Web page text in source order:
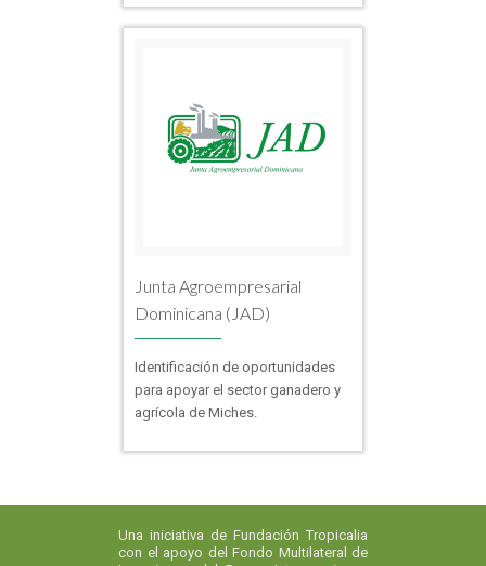
Junta Agroempresarial
Dominicana (JAD)
Identificación de oportunidades
para apoyar el sector ganadero y
agrícola de Miches.
Una iniciativa de Fundación Tropicalia
con el apoyo del Fondo Multilateral de